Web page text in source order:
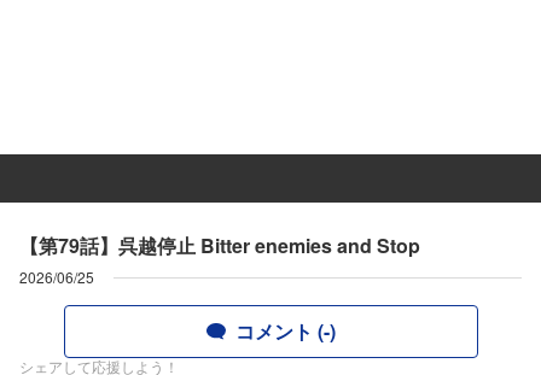
【第79話】呉越停止 Bitter enemies and Stop
2026/06/25
コメント (-)
シェアして応援しよう！